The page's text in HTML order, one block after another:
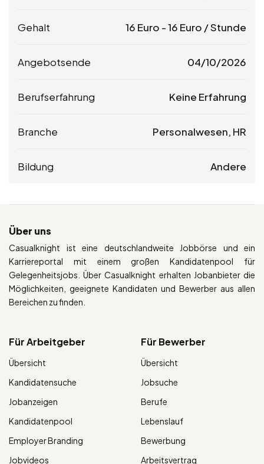
Gehalt 16 Euro -16 Euro / Stunde
Angebotsende 04/10/2026
Berufserfahrung Keine Erfahrung
Branche Personalwesen, HR
Bildung Andere
Über uns
Casualknight ist eine deutschlandweite Jobbörse und ein
Karriereportal mit einem großen Kandidatenpool für
Gelegenheitsjobs. Über Casualknight erhalten Jobanbieter die
Möglichkeiten, geeignete Kandidaten und Bewerber aus allen
Bereichen zu finden.
Für Arbeitgeber
Übersicht
Kandidatensuche
Jobanzeigen
Kandidatenpool
Employer Branding
Jobvideos
Für Bewerber
Übersicht
Jobsuche
Berufe
Lebenslauf
Bewerbung
Arbeitsvertrag